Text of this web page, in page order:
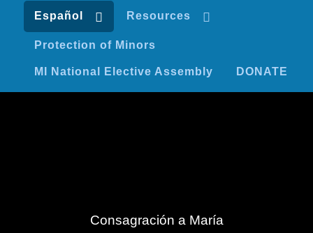
Español Resources
Protection of Minors
MI National Elective Assembly DONATE
Consagración a María